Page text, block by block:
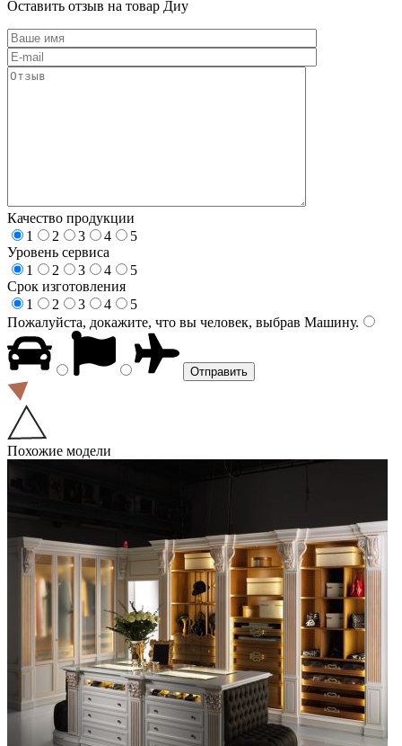
Оставить отзыв на товар Диу
Качество продукции
1
2 3 4
5
Уровень сервиса
1
2 3 4
5
Срок изготовления
1
2 3 4
5
Пожалуйста, докажите, что вы человек, выбрав Машину.
Похожие модели